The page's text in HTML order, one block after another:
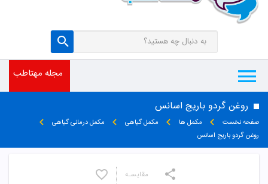
مجله مهتاطب
روغن گردو باریج اسانس
صفحه نخست مکمل ها مکمل گیاهی
مکمل درمانی گیاهی
روغن گردو باریج اسانس
مقایسـه